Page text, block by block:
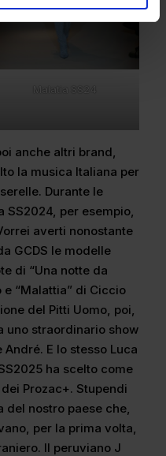
Malatia SS24
anche altri brand,
la musica Italiana per
Durante le
SS2024, per esempio,
averti nonostante
GCDS le modelle
di “Una notte da
e “Malattia” di Ciccio
del Pitti Uomo, poi,
uno straordinario show
E lo stesso Luca
ha scelto come
Prozac+. Stupendi
del nostro paese che,
per la prima volta,
Il peruviano J